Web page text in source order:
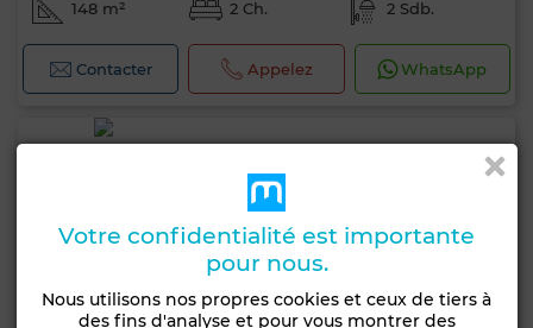
148 m² 2 Ch. 2 Sdb.
Contacter Appelez WhatsApp
Votre confidentialité est importante
pour nous.
Nous utilisons nos propres cookies et ceux de tiers à
des fins d'analyse et pour vous montrer des